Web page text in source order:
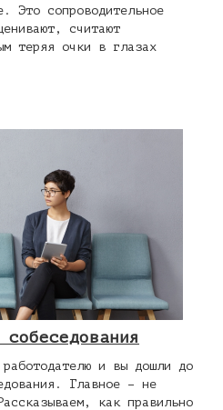
Это сопроводительное
считают
теряя очки в глазах
работодателю и вы дошли до
Главное – не
как правильно